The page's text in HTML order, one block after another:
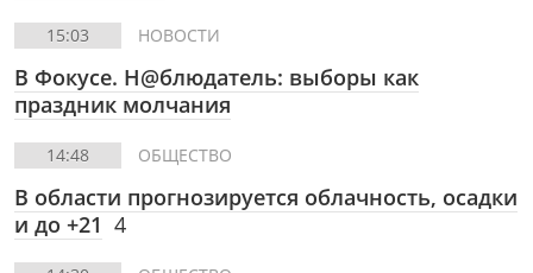
15:03 НОВОСТИ
В Фокусе. Н@блюдатель: выборы как
праздник молчания
14:48 ОБЩЕСТВО
В области прогнозируется облачность, осадки
и до +21 4